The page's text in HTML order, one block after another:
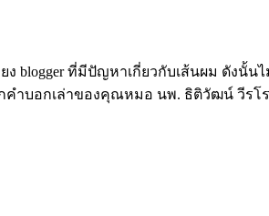
ง blogger ที่มีปัญหาเกี่ยวกับเส้นผม ดังนั้น
คำบอกเล่าของคุณหมอ นพ. ธิติวัฒน์ วีรโ